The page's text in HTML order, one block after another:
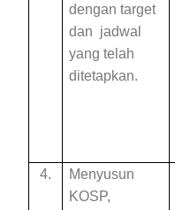
dengan target
dan jadwal
yang telah
ditetapkan.
4.
Menyusun
KOSP,